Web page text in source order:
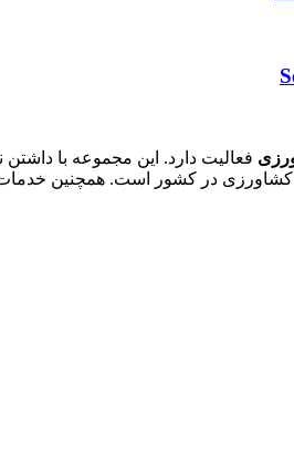
فعالیت دارد. این مجموعه با داشتن
کشاورزی در کشور است. همچنین